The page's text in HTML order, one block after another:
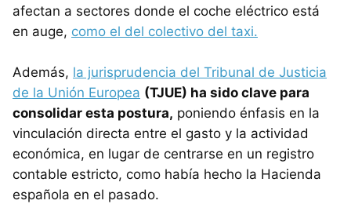
afectan a sectores donde el coche eléctrico está
en auge, como el del colectivo del taxi.
Además, la jurisprudencia del Tribunal de Justicia
de la Unión Europea (TJUE) ha sido clave para
consolidar esta postura, poniendo énfasis en la
vinculación directa entre el gasto y la actividad
económica, en lugar de centrarse en un registro
contable estricto, como había hecho la Hacienda
española en el pasado.